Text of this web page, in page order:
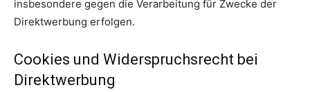
insbesondere gegen die Verarbeitung für Zwecke der
Direktwerbung erfolgen.
Cookies und Widerspruchsrecht bei
Direktwerbung